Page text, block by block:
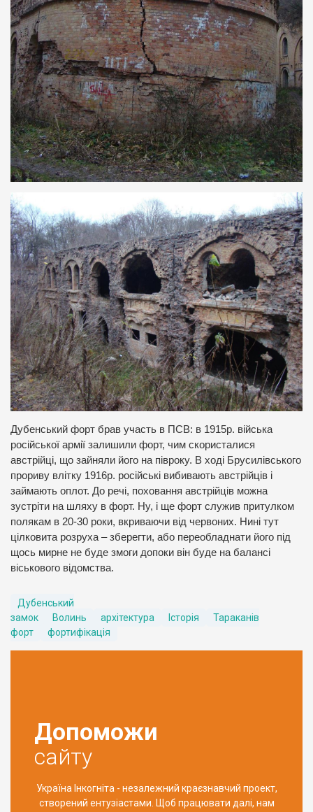
Дубенський форт брав участь в ПСВ: в 1915р. війська
російської армії залишили форт, чим скористалися
австрійці, що зайняли його на півроку. В ході Брусилівського
прориву влітку 1916р. російські вибивають австрійців і
займають оплот. До речі, поховання австрійців можна
зустріти на шляху в форт. Ну, і ще форт служив притулком
полякам в 20-30 роки, вкриваючи від червоних. Нині тут
цілковита розруха – зберегти, або переобладнати його під
щось мирне не буде змоги допоки він буде на балансі
віськового відомства.
Дубенський
замок
Волинь архітектура Історія
Тараканів
форт
фортифікація
Допоможи
сайту
Україна Інкогніта - незалежний краєзнавчий проект,
створений ентузіастами. Щоб працювати далі, нам